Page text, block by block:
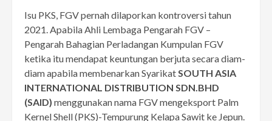
Isu PKS, FGV pernah dilaporkan kontroversi tahun
2021. Apabila Ahli Lembaga Pengarah FGV –
Pengarah Bahagian Perladangan Kumpulan FGV
ketika itu mendapat keuntungan berjuta secara diam-
diam apabila membenarkan SyarikatSOUTH ASIA
INTERNATIONAL DISTRIBUTION SDN.BHD
(SAID) menggunakan nama FGV mengeksport Palm
Kernel Shell (PKS)-Tempurung Kelapa Sawit ke Jepun.